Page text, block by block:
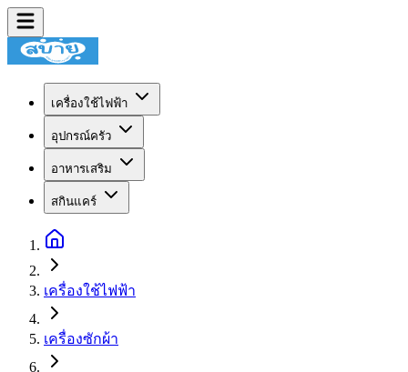
เครื่องใช้ไฟฟ้า
อุปกรณ์ครัว
อาหารเสริม
สกินแคร์
เครื่องใช้ไฟฟ้า
เครื่องซักผ้า